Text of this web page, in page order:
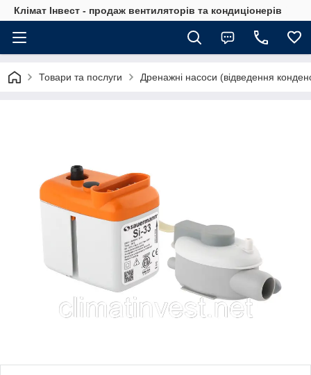
Клімат Інвест - продаж вентиляторів та кондиціонерів
Товари та послуги Дренажні насоси (відведення